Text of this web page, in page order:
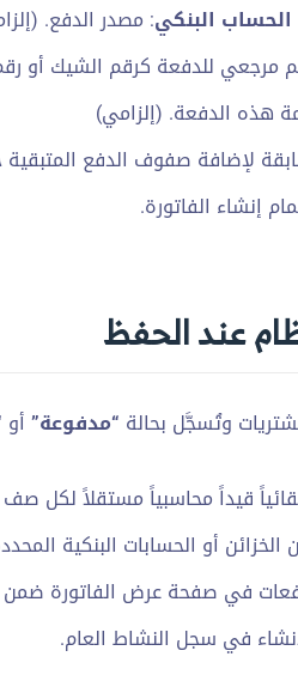
الحساب البنكي: مصدر الدفع.
مرجعي للدفعة كرقم الشيك أو
هذه الدفعة. (إلزامي)
لإضافة صفوف الدفع
إنشاء الفاتورة.
عند الحفظ
وتُسجَّل بحالة “مدفوعة”أو
قيداً محاسبياً مستقلاً لكل
الخزائن أو الحسابات البنكية
في صفحة عرض الفاتورة
في سجل النشاط العام.